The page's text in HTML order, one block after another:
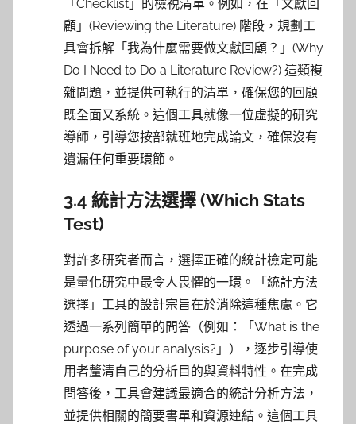
「Checklist」的檢視清單。例如，在「文獻回
顧」(Reviewing the Literature) 階段，規劃工
具會拆解「我為什麼需要做文獻回顧？」(Why
Do I Need to Do a Literature Review?) 這類複
雜問題，並提供可執行的清單，確保您的回顧
既全面又系統。這個工具就像一位虛擬的研究
導師，引導您按部就班地完成論文，確保沒有
遺漏任何重要環節。
3.4 統計方法選擇 (Which Stats
Test)
對許多研究者而言，選擇正確的統計檢定可能
是量化研究中最令人畏懼的一環。「統計方法
選擇」工具的設計宗旨在於消除這種焦慮。它
透過一系列簡單的問答（例如：「What is the
purpose of your analysis?」），逐步引導使
用者釐清自己的分析目的與資料特性。在完成
問答後，工具會建議最適合的統計分析方法，
並提供相關的簡要書單和資源連結。這個工具